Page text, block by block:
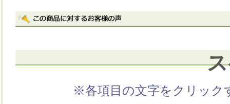
※各項目の文字をクリック